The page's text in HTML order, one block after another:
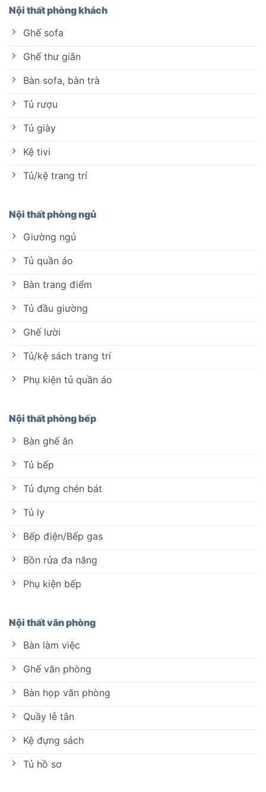
Nội thất phòng khách
Ghế sofa
Ghế thư giãn
Bàn sofa, bàn trà
Tủ rượu
Tủ giày
Kệ tivi
Tủ/kệ trang trí
Nội thất phòng ngủ
Giường ngủ
Tủ quần áo
Bàn trang điểm
Tủ đầu giường
Ghế lười
Tủ/kệ sách trang trí
Phụ kiện tủ quần áo
Nội thất phòng bếp
Bàn ghế ăn
Tủ bếp
Tủ đựng chén bát
Tủ ly
Bếp điện/Bếp gas
Bồn rửa đa năng
Phụ kiện bếp
Nội thất văn phòng
Bàn làm việc
Ghế văn phòng
Bàn họp văn phòng
Quầy lễ tân
Kệ đựng sách
Tủ hồ sơ